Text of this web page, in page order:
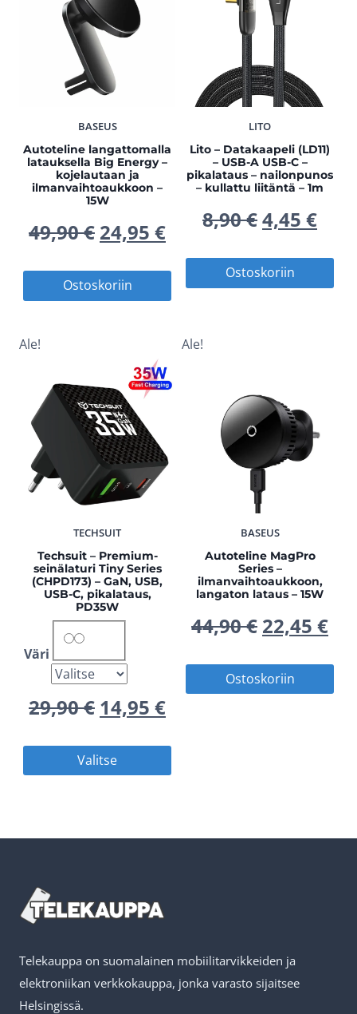
BASEUS
Autoteline langattomalla
latauksella Big Energy –
kojelautaan ja
ilmanvaihtoaukkoon –
15W
49,90€ Alkuperäinen
hinta
oli:
24,95 €Nykyinen
hinta
on:
24,95 €.
Ostoskoriin
LITO
Lito – Datakaapeli (LD11)
– USB-A USB-C –
pikalataus – nailonpunos
– kullattu liitäntä – 1m
8,90€
hinta
oli:
4,45 €
on:
Ostoskoriin
Ale!
TECHSUIT
Techsuit – Premium-
seinälaturi Tiny Series
(CHPD173) – GaN, USB,
USB-C, pikalataus,
PD35W
Väri
29,90€ Alkuperäinen
hinta
oli:
14,95 €Nykyinen
hinta
on:
Valitse
useampi
tuotteen
sivulla.
Ale!
BASEUS
Autoteline MagPro
Series –
ilmanvaihtoaukkoon,
langaton lataus – 15W
44,90€
hinta
oli:
22,45 €
on:
Ostoskoriin
Telekauppa on suomalainen mobiilitarvikkeiden ja
elektroniikan verkkokauppa, jonka varasto sijaitsee
Helsingissä.